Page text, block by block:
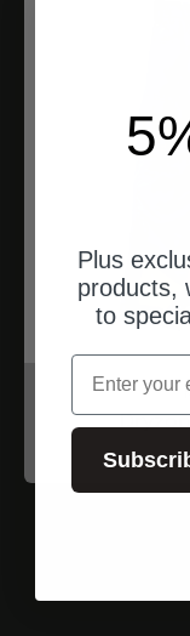
Plus
products,
to
Email